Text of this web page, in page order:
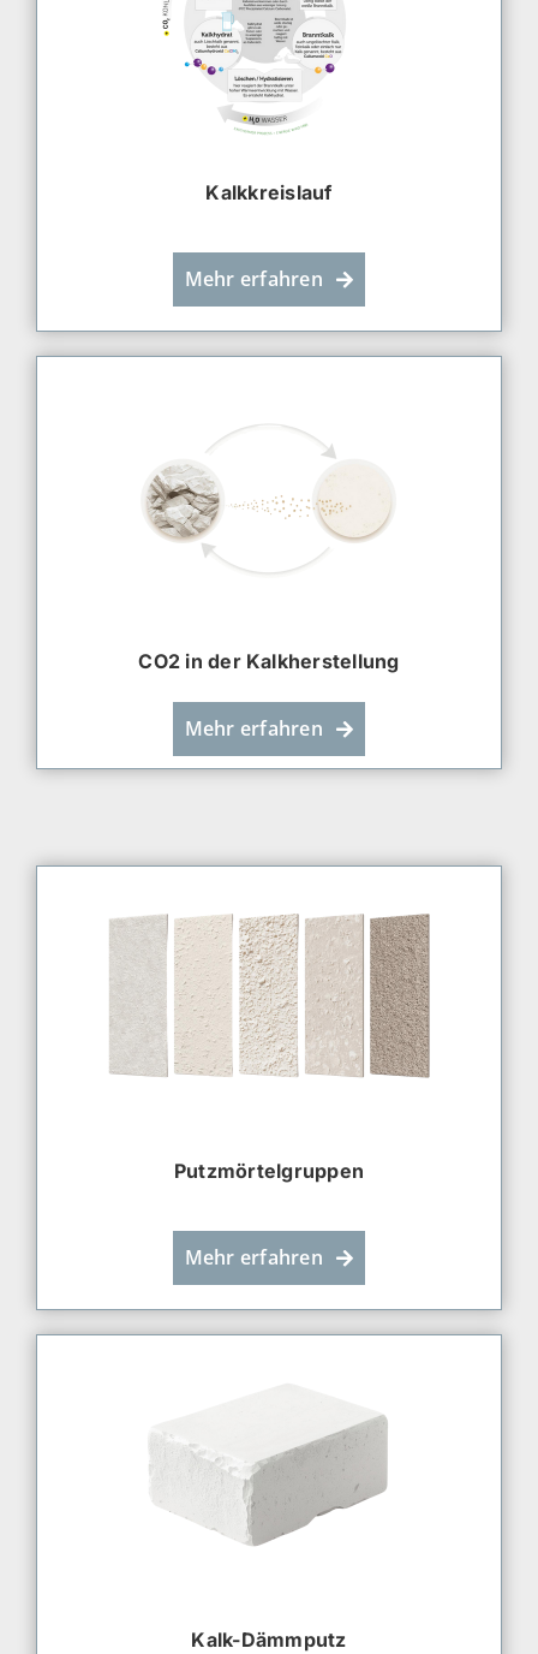
Kalkkreislauf
Mehr erfahren
CO2 in der Kalkherstellung
Mehr erfahren
Putzmörtelgruppen
Mehr erfahren
Kalk-Dämmputz